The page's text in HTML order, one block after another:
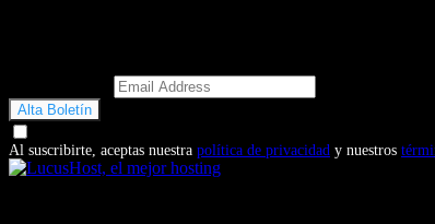
Al suscribirte, aceptas nuestra política de privacidad y nuestros